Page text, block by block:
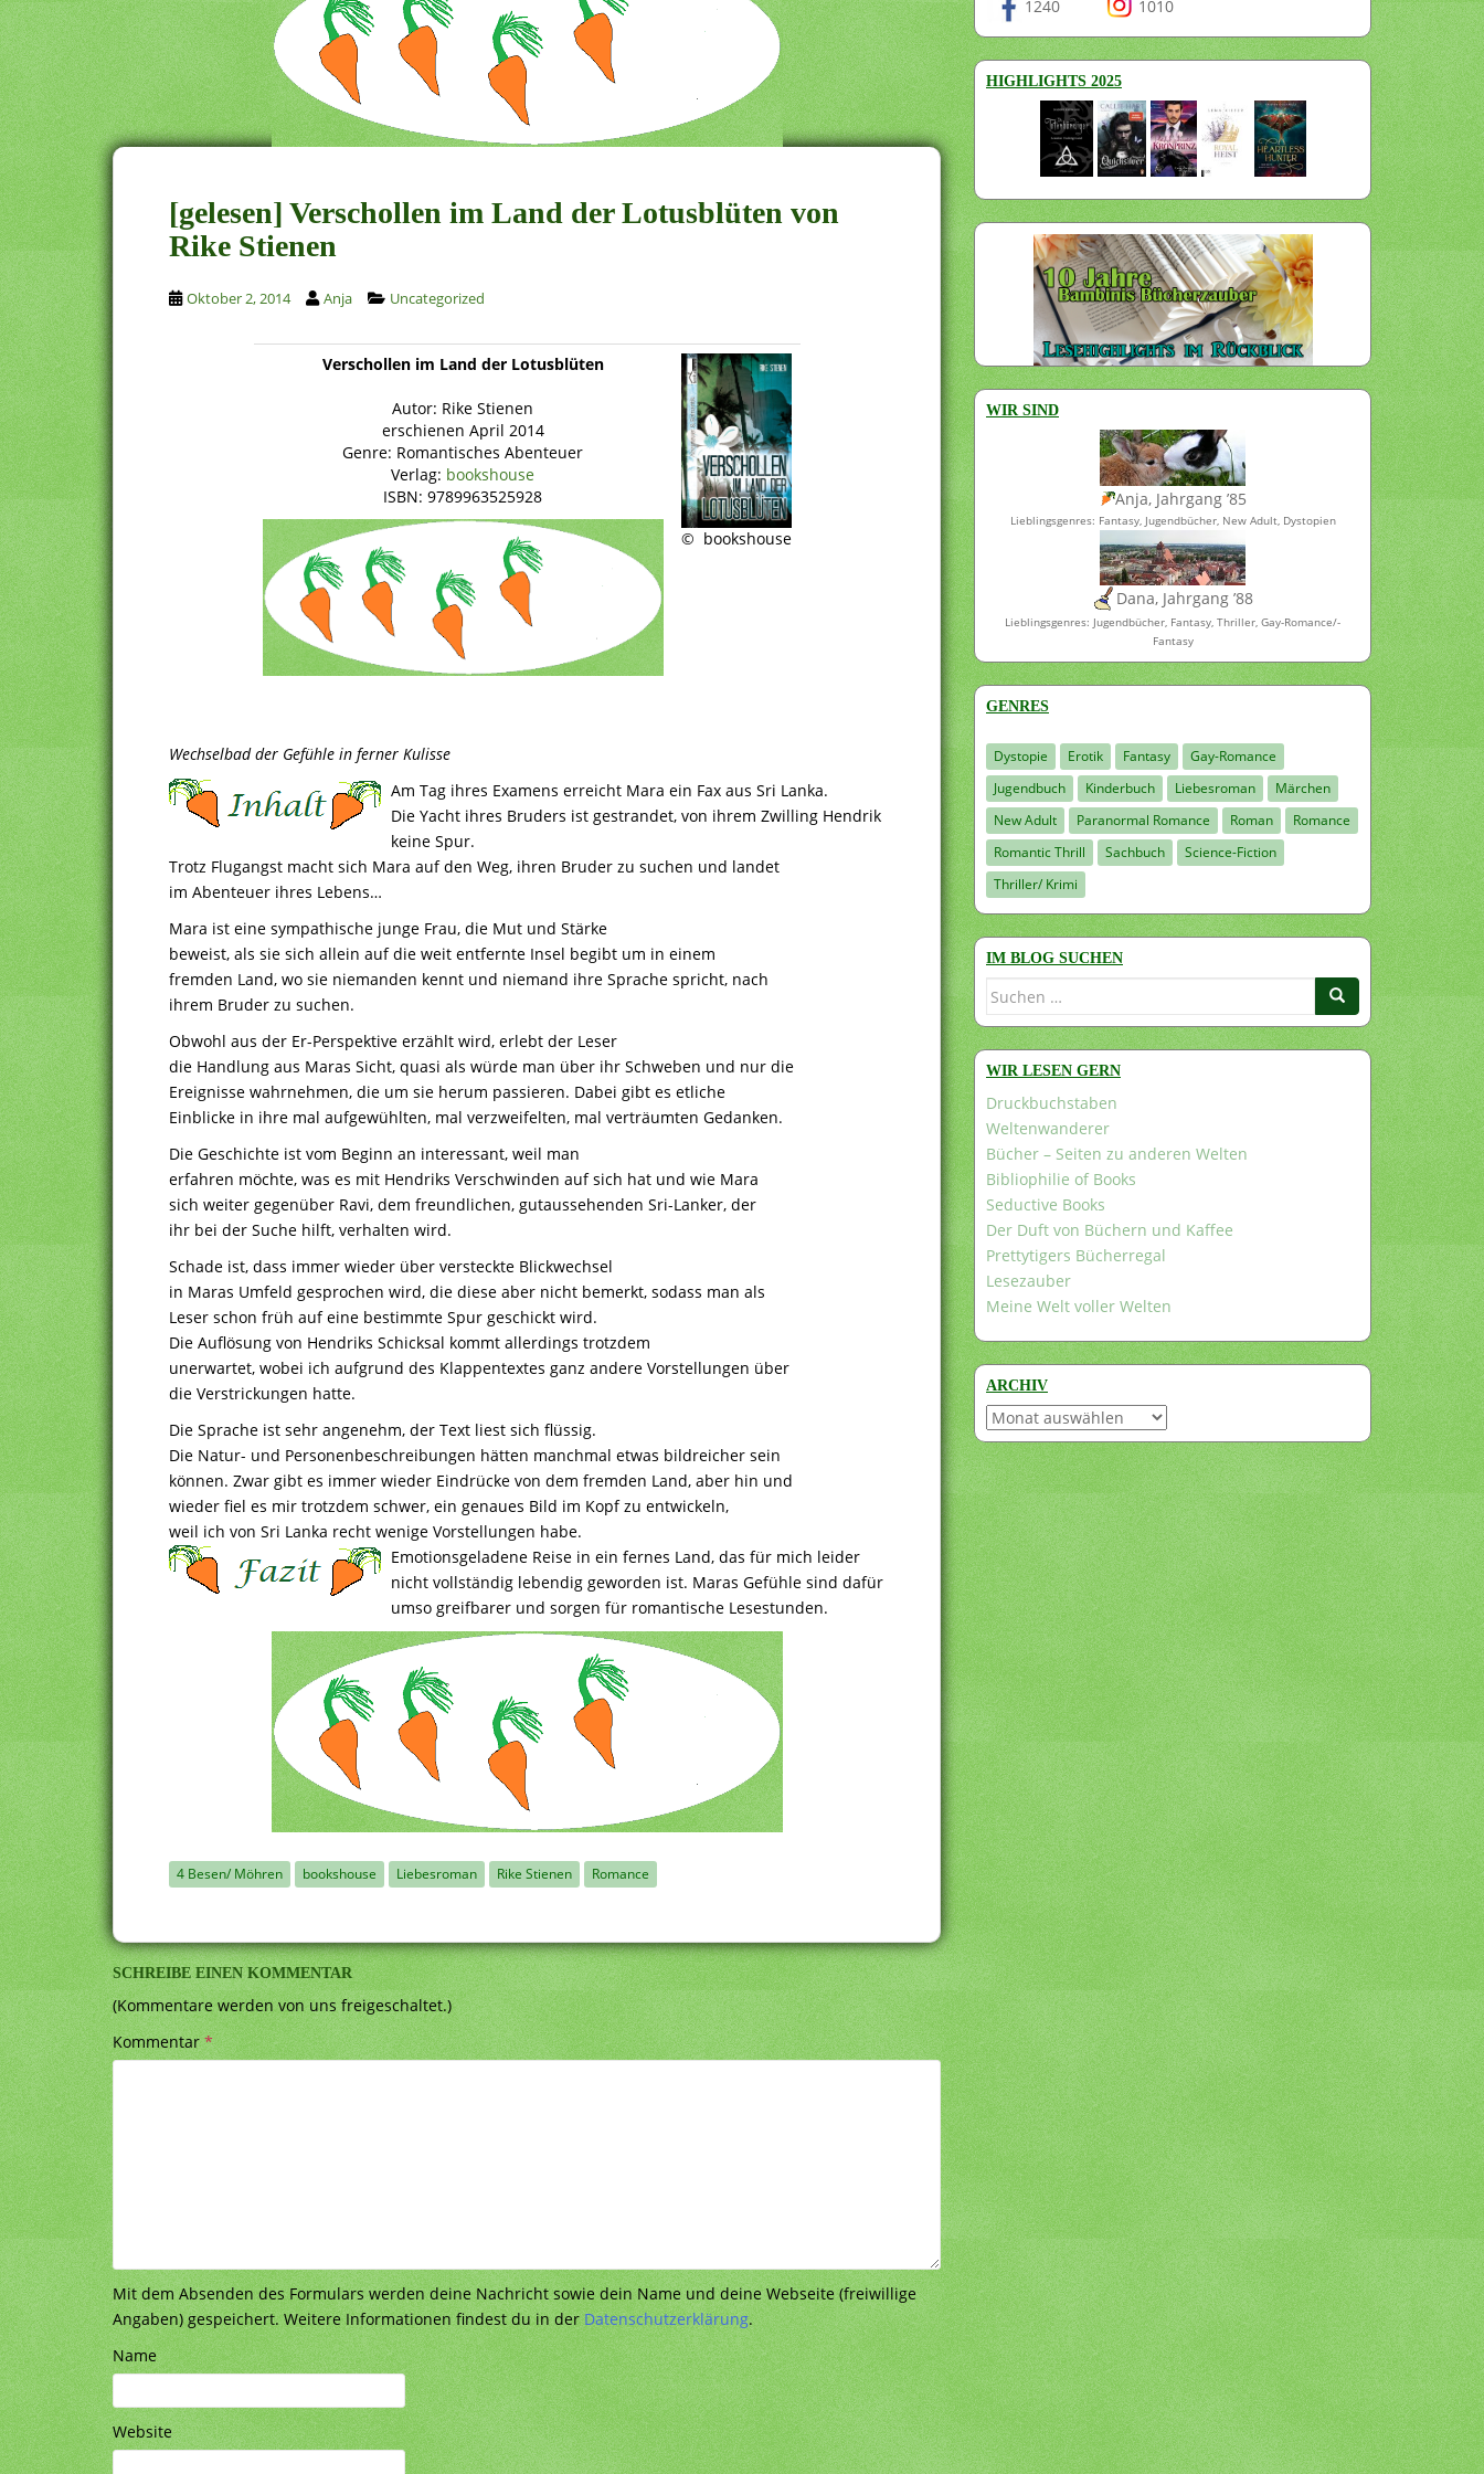
[gelesen] Verschollen im Land der Lotusblüten von
Rike Stienen
Oktober 2, 2014 Anja Uncategorized
Verschollen im Land der Lotusblüten
Autor: Rike Stienen
erschienen April 2014
Genre: Romantisches Abenteuer
Verlag: bookshouse
ISBN: 9789963525928
© bookshouse
Wechselbad der Gefühle in ferner Kulisse
Am Tag ihres Examens erreicht Mara ein Fax aus Sri Lanka.
Die Yacht ihres Bruders ist gestrandet, von ihrem Zwilling Hendrik
keine Spur.
Trotz Flugangst macht sich Mara auf den Weg, ihren Bruder zu suchen und landet
im Abenteuer ihres Lebens…
Mara ist eine sympathische junge Frau, die Mut und Stärke
beweist, als sie sich allein auf die weit entfernte Insel begibt um in einem
fremden Land, wo sie niemanden kennt und niemand ihre Sprache spricht, nach
ihrem Bruder zu suchen.
Obwohl aus der Er-Perspektive erzählt wird, erlebt der Leser
die Handlung aus Maras Sicht, quasi als würde man über ihr Schweben und nur die
Ereignisse wahrnehmen, die um sie herum passieren. Dabei gibt es etliche
Einblicke in ihre mal aufgewühlten, mal verzweifelten, mal verträumten Gedanken.
Die Geschichte ist vom Beginn an interessant, weil man
erfahren möchte, was es mit Hendriks Verschwinden auf sich hat und wie Mara
sich weiter gegenüber Ravi, dem freundlichen, gutaussehenden Sri-Lanker, der
ihr bei der Suche hilft, verhalten wird.
Schade ist, dass immer wieder über versteckte Blickwechsel
in Maras Umfeld gesprochen wird, die diese aber nicht bemerkt, sodass man als
Leser schon früh auf eine bestimmte Spur geschickt wird.
Die Auflösung von Hendriks Schicksal kommt allerdings trotzdem
unerwartet, wobei ich aufgrund des Klappentextes ganz andere Vorstellungen über
die Verstrickungen hatte.
Die Sprache ist sehr angenehm, der Text liest sich flüssig.
Die Natur- und Personenbeschreibungen hätten manchmal etwas bildreicher sein
können. Zwar gibt es immer wieder Eindrücke von dem fremden Land, aber hin und
wieder fiel es mir trotzdem schwer, ein genaues Bild im Kopf zu entwickeln,
weil ich von Sri Lanka recht wenige Vorstellungen habe.
Emotionsgeladene Reise in ein fernes Land, das für mich leider
nicht vollständig lebendig geworden ist. Maras Gefühle sind dafür
umso greifbarer und sorgen für romantische Lesestunden.
4 Besen/ Möhren bookshouse Liebesroman Rike Stienen Romance
SCHREIBE EINEN KOMMENTAR
(Kommentare werden von uns freigeschaltet.)
Kommentar*
Mit dem Absenden des Formulars werden deine Nachricht sowie dein Name und deine Webseite (freiwillige
Angaben) gespeichert. Weitere Informationen findest du in derDatenschutzerklärung.
Name
Website
1240 1010
HIGHLIGHTS 2025
WIR SIND
Anja, Jahrgang ’85
Lieblingsgenres: Fantasy, Jugendbücher, New Adult, Dystopien
Dana, Jahrgang ’88
Lieblingsgenres: Jugendbücher, Fantasy, Thriller, Gay-Romance/-
Fantasy
GENRES
Dystopie Erotik Fantasy
Gay-Romance
Jugendbuch
Kinderbuch Liebesroman
Märchen
New Adult
Paranormal Romance Roman
Romance
Romantic Thrill
Sachbuch
Science-Fiction
Thriller/ Krimi
IM BLOG SUCHEN
Suchen
WIR LESEN GERN
Druckbuchstaben
Weltenwanderer
Bücher – Seiten zu anderen Welten
Bibliophilie of Books
Seductive Books
Der Duft von Büchern und Kaffee
Prettytigers Bücherregal
Lesezauber
Meine Welt voller Welten
ARCHIV
Archiv